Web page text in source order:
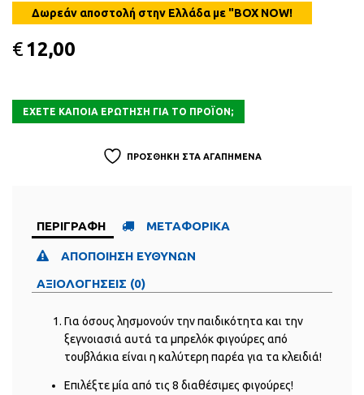
€12,00
ΠΡΟΣΘΗΚΗ ΣΤΑ ΑΓΑΠΗΜΕΝΑ
ΠΕΡΙΓΡΑΦΗ ΜΕΤΑΦΟΡΙΚΑ
ΑΠΟΠΟΙΗΣΗ ΕΥΘΥΝΩΝ
ΑΞΙΟΛΟΓΗΣΕΙΣ (0)
Για όσους λησμονούν την παιδικότητα και την
ξεγνοιασιά αυτά τα μπρελόκ φιγούρες από
τουβλάκια είναι η καλύτερη παρέα για τα κλειδιά!
Επιλέξτε μία από τις 8 διαθέσιμες φιγούρες!